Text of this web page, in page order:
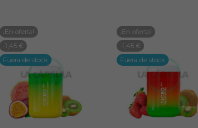
¡En oferta!
-1,45 €
Fuera de stock
¡En oferta!
-1,45 €
Fuera de stock